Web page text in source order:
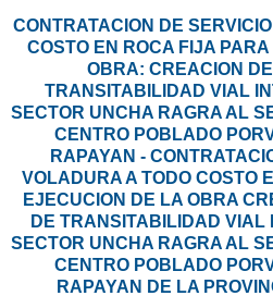
CONTRATACION DE
COSTO EN ROCA FIJA
OBRA: CREACION
TRANSITABILIDAD VIAL
SECTOR UNCHA RAGRA AL
CENTRO POBLADO
RAPAYAN -
VOLADURA A TODO COSTO
EJECUCION DE LA OBRA
DE TRANSITABILIDAD VIAL
SECTOR UNCHA RAGRA AL
CENTRO POBLADO
RAPAYAN DE LA